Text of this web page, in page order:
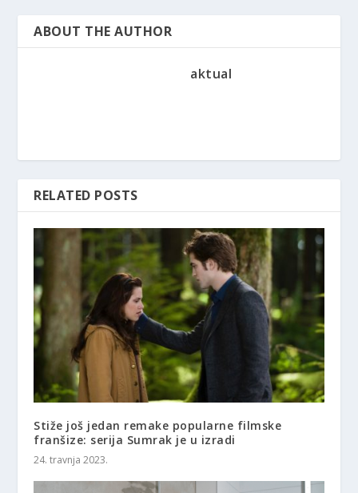
ABOUT THE AUTHOR
aktual
RELATED POSTS
Stiže još jedan remake popularne filmske
franšize: serija Sumrak je u izradi
24. travnja 2023.